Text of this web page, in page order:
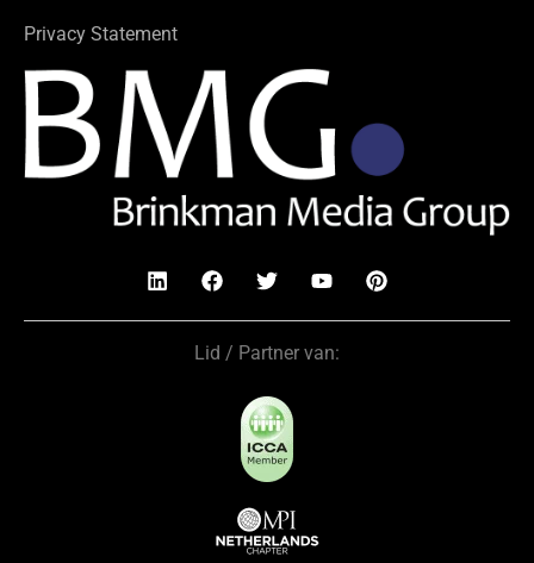
Privacy Statement
Lid / Partner van: